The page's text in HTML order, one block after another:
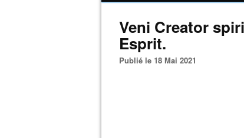
Veni Creator
Esprit.
Publié le 18 Mai 2021